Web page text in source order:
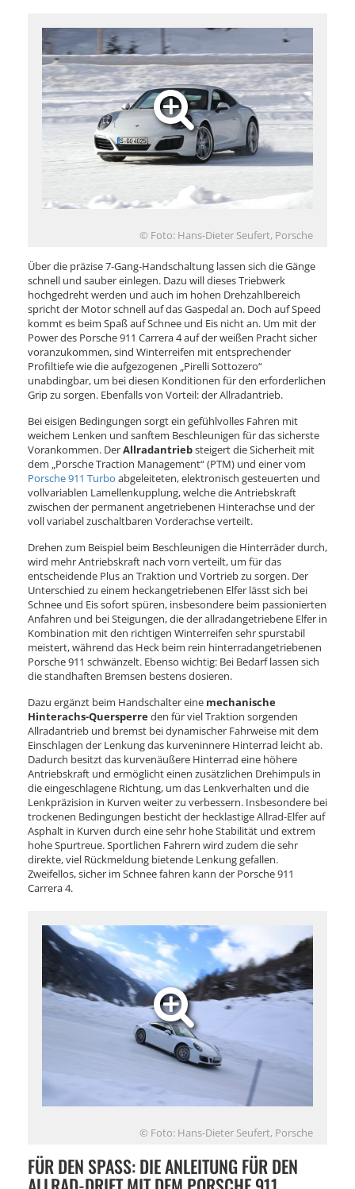
© Foto: Hans-Dieter Seufert, Porsche
Über die präzise 7-Gang-Handschaltung lassen sich die Gänge
schnell und sauber einlegen. Dazu will dieses Triebwerk
hochgedreht werden und auch im hohen Drehzahlbereich
spricht der Motor schnell auf das Gaspedal an. Doch auf Speed
kommt es beim Spaß auf Schnee und Eis nicht an. Um mit der
Power des Porsche 911 Carrera 4 auf der weißen Pracht sicher
voranzukommen, sind Winterreifen mit entsprechender
Profiltiefe wie die aufgezogenen „Pirelli Sottozero“
unabdingbar, um bei diesen Konditionen für den erforderlichen
Grip zu sorgen. Ebenfalls von Vorteil: der Allradantrieb.
Bei eisigen Bedingungen sorgt ein gefühlvolles Fahren mit
weichem Lenken und sanftem Beschleunigen für das sicherste
Vorankommen. DerAllradantriebsteigert die Sicherheit mit
dem „Porsche Traction Management“ (PTM) und einer vom
Porsche 911 Turbo abgeleiteten, elektronisch gesteuerten und
vollvariablen Lamellenkupplung, welche die Antriebskraft
zwischen der permanent angetriebenen Hinterachse und der
voll variabel zuschaltbaren Vorderachse verteilt.
Drehen zum Beispiel beim Beschleunigen die Hinterräder durch,
wird mehr Antriebskraft nach vorn verteilt, um für das
entscheidende Plus an Traktion und Vortrieb zu sorgen. Der
Unterschied zu einem heckangetriebenen Elfer lässt sich bei
Schnee und Eis sofort spüren, insbesondere beim passionierten
Anfahren und bei Steigungen, die der allradangetriebene Elfer in
Kombination mit den richtigen Winterreifen sehr spurstabil
meistert, während das Heck beim rein hinterradangetriebenen
Porsche 911 schwänzelt. Ebenso wichtig: Bei Bedarf lassen sich
die standhaften Bremsen bestens dosieren.
Dazu ergänzt beim Handschalter eine mechanische
Hinterachs-Quersperreden für viel Traktion sorgenden
Allradantrieb und bremst bei dynamischer Fahrweise mit dem
Einschlagen der Lenkung das kurveninnere Hinterrad leicht ab.
Dadurch besitzt das kurvenäußere Hinterrad eine höhere
Antriebskraft und ermöglicht einen zusätzlichen Drehimpuls in
die eingeschlagene Richtung, um das Lenkverhalten und die
Lenkpräzision in Kurven weiter zu verbessern. Insbesondere bei
trockenen Bedingungen besticht der hecklastige Allrad-Elfer auf
Asphalt in Kurven durch eine sehr hohe Stabilität und extrem
hohe Spurtreue. Sportlichen Fahrern wird zudem die sehr
direkte, viel Rückmeldung bietende Lenkung gefallen.
Zweifellos, sicher im Schnee fahren kann der Porsche 911
Carrera 4.
© Foto: Hans-Dieter Seufert, Porsche
FÜR DEN SPASS: DIE ANLEITUNG FÜR DEN A